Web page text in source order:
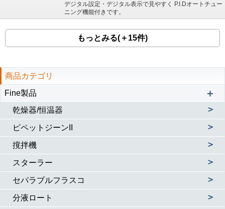
デジタル設定・デジタル表示で見やすく P.I.Dオートチュー
ニング機能付きです。
もっとみる(＋15件)
商品カテゴリ
Fine製品
＋
乾燥器/恒温器 ＞
ピペットジーンII ＞
撹拌機 ＞
スターラー ＞
セパラブルフラスコ ＞
分液ロート ＞